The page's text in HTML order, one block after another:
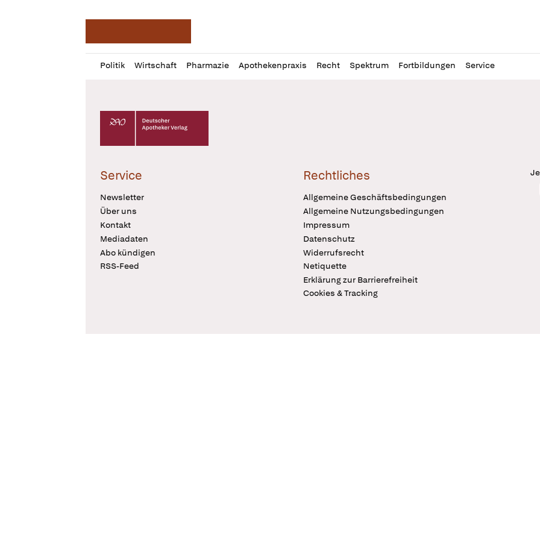
Politik Wirtschaft Pharmazie Apothekenpraxis Recht Spektrum Fortbildungen Service
Profil
öffnen
Daz
Pur
Deutscher Apotheker Verlag Logo
Service
Newsletter
Über uns
Kontakt
Mediadaten
Abo kündigen
RSS-Feed
Rechtliches
Allgemeine Geschäftsbedingungen
Allgemeine Nutzungsbedingungen
Impressum
Datenschutz
Widerrufsrecht
Netiquette
Erklärung zur Barrierefreiheit
Cookies & Tracking